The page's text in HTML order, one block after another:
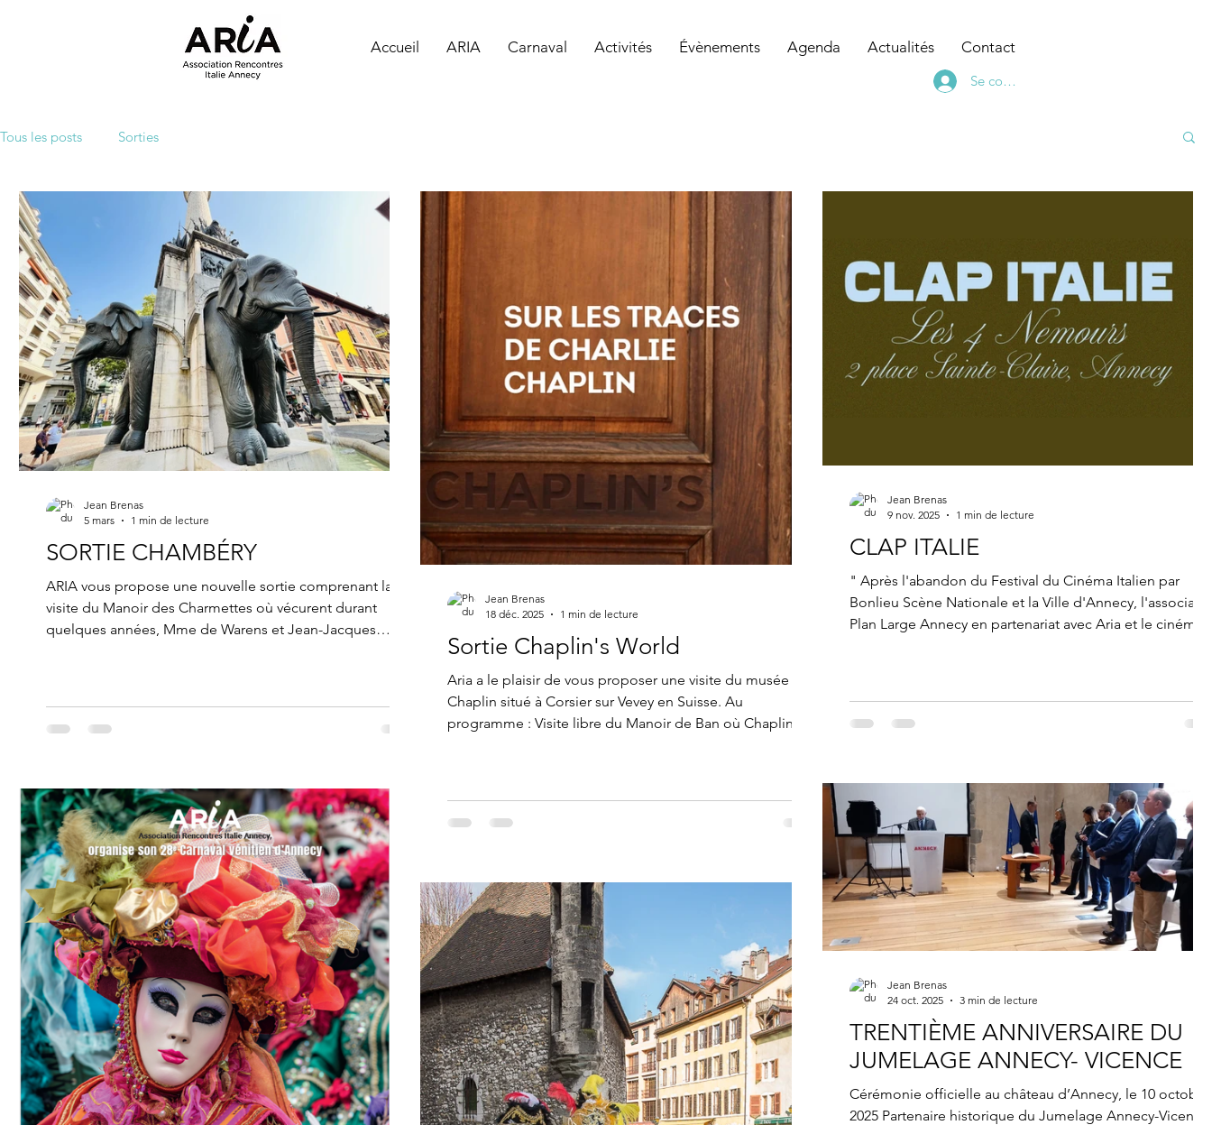
Accueil ARIA Carnaval Activités Évènements Agenda Actualités Contact
Se connecter
Tous les posts Sorties
SORTIE CHAMBÉRY
ARIA vous propose une nouvelle sortie comprenant la
visite du Manoir des Charmettes où vécurent durant
quelques années, Mme de Warens et Jean-Jacques
pour le centre ville de Chambéry. 14h30 le car nous
Jean Brenas
5 mars
1 min de lecture
Sortie Chaplin's World
Aria a le plaisir de vous proposer une visite du musée
Chaplin situé à Corsier sur Vevey en Suisse. Au
programme : Visite libre du Manoir de Ban où Chaplin a
manière permanente. Départ : 9h Lieu de rendez-vous :
Jean Brenas
18 déc. 2025
1 min de lecture
CLAP ITALIE
" Après l'abandon du Festival du Cinéma Italien par
Bonlieu Scène Nationale et la Ville d'Annecy,
Plan Large Annecy en partenariat avec Aria et le cinéma
Jean Brenas
9 nov. 2025
1 min de lecture
TRENTIÈME ANNIVERSAIRE DU
JUMELAGE ANNECY- VICENCE
Cérémonie officielle au château d’Annecy, le 10 octobre
2025 Partenaire historique du Jumelage Annecy-Vicenza,
Jean Brenas
24 oct. 2025
3 min de lecture